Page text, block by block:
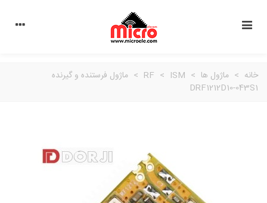
خانه > ماژول ها >
RF > ISM
> ماژول فرستنده و گیرنده
DRF1212D10-043S1